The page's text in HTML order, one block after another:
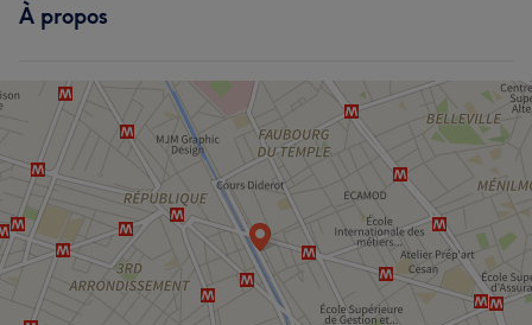
Attentif/ive Expérimenté/e Perfectionniste 9
Expert/e
Visage
Manucure et Beauté des pieds
À propos